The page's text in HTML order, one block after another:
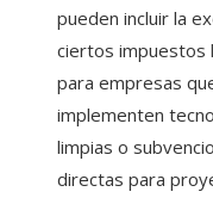
pueden incluir la
ciertos impuestos
para empresas
implementen
limpias o
directas para